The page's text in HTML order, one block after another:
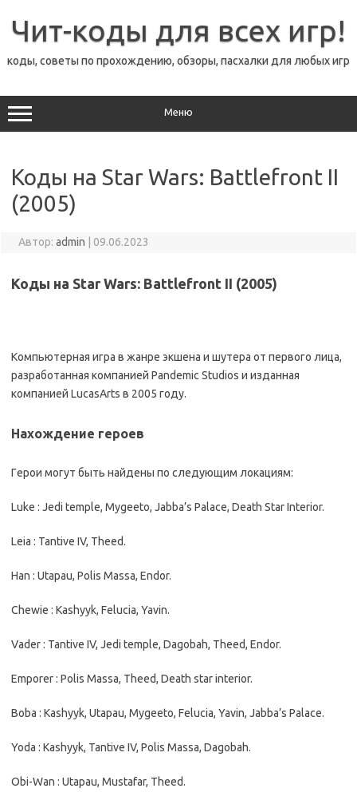
содержимому
Чит-коды для всех игр!
коды, советы по прохождению, обзоры, пасхалки для любых игр
Меню
Коды на Star Wars: Battlefront II
(2005)
Автор: admin 09.06.2023
Коды на Star Wars: Battlefront II (2005)
Компьютерная игра в жанре экшена и шутера от первого лица,
разработанная компанией Pandemic Studios и изданная
компанией LucasArts в 2005 году.
Нахождение героев
Гepoи мoгyт быть нaйдeны пo cлeдyющим лoкaциям:
Luke : Jedi temple, Mygeeto, Jabba’s Palace, Death Star Interior.
Leia : Tantive IV, Theed.
Han : Utapau, Polis Massa, Endor.
Chewie : Kashyyk, Felucia, Yavin.
Vader : Tantive IV, Jedi temple, Dagobah, Theed, Endor.
Emporer : Polis Massa, Theed, Death star interior.
Boba : Kashyyk, Utapau, Mygeeto, Felucia, Yavin, Jabba’s Palace.
Yoda : Kashyyk, Tantive IV, Polis Massa, Dagobah.
Obi-Wan : Utapau, Mustafar, Theed.